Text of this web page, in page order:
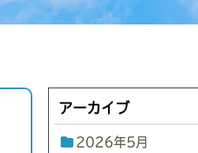
アーカイブ
2026年5月